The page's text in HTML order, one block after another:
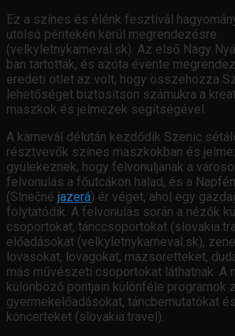
Ez a színes és élénk fesztivál
utolsó péntekén kerül megrendezésre
(velkyletnykarneval.sk). Az első Nagy
ban tartották, és azóta évente
eredeti ötlet az volt, hogy összehozza
lehetőséget biztosítson számukra a
maszkok és jelmezek segítségével.
A karnevál délután kezdődik Szenic
résztvevők színes maszkokban és
gyülekeznek, hogy felvonuljanak a
felvonulás a főutcákon halad, és a
(Slnečné jazerá) ér véget, ahol egy
folytatódik. A felvonulás során a nézők
csoportokat, tánccsoportokat
előadásokat (velkyletnykarneval.sk),
lovasokat, lovagokat, mazsoretteket,
más művészeti csoportokat láthatnak. A
különböző pontjain különféle programok
gyermekelőadásokat, táncbemutatókat
koncerteket (slovakia.travel).